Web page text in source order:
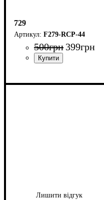
729
F279-RCP-44
500грн 399грн
Лишити відгук